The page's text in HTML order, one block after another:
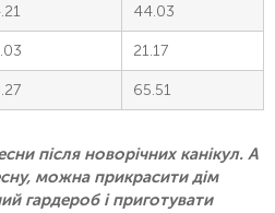
44.03
21.17
65.51
після новорічних канікул. А
можна прикрасити дім
гардероб і приготувати